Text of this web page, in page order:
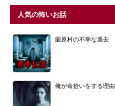
人気の怖いお話
薗原村の不幸な過去
俺が命拾いをする理由